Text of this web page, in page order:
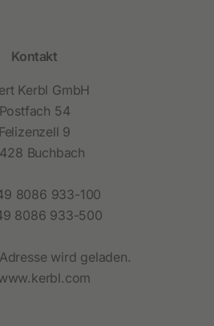
Kontakt
Kerbl GmbH
Postfach 54
Felizenzell 9
Buchbach
8086 933-100
8086 933-500
wird geladen.